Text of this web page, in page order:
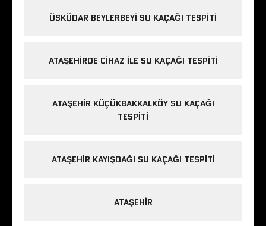
ÜSKÜDAR BEYLERBEYI SU KAÇAĞI TESPITI
ATAŞEHIRDE CIHAZ ILE SU KAÇAĞI TESPITI
ATAŞEHIR KÜÇÜKBAKKALKÖY SU KAÇAĞI
TESPITI
ATAŞEHIR KAYIŞDAĞI SU KAÇAĞI TESPITI
ATAŞEHIR